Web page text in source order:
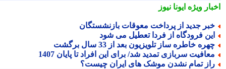
ویژهایونا نیوز
جدید از پرداخت معوقات بازنشستگان
فرودگاه از فردا تعطیل می شود
خاطره ساز تلویزیون بعد از 33 سال برگشت
سربازی تمدید شد/ برای این افراد تا پایان 1407
تمام نشدن موشک های ایران چیست؟